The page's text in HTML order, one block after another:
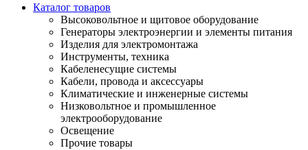
Каталог товаров
Высоковольтное и щитовое оборудование
Генераторы электроэнергии и элементы питания
Изделия для электромонтажа
Инструменты, техника
Кабеленесущие системы
Кабели, провода и аксессуары
Климатические и инженерные системы
Низковольтное и промышленное
электрооборудование
Освещение
Прочие товары